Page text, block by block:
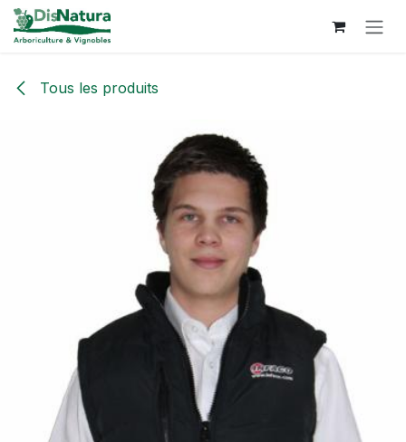
Se rendre au contenu
Tous les produits